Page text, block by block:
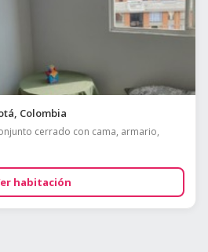
Colombia
cerrado con cama, armario,
habitación